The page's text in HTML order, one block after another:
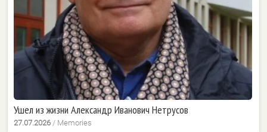
Ушел из жизни Александр Иванович Нетрусов
27.07.2026 / Memories